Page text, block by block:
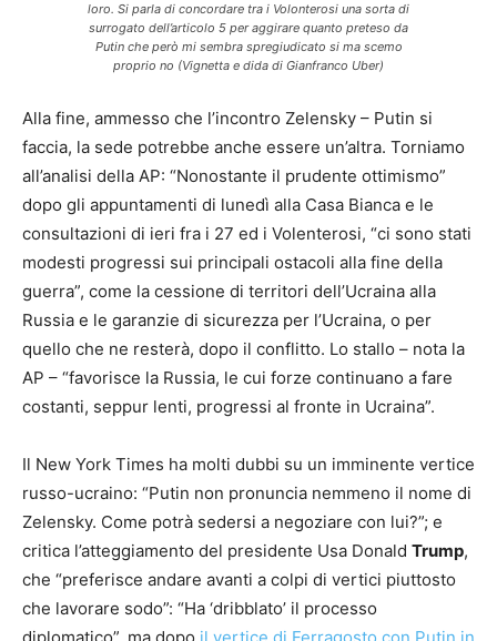
loro. Si parla di concordare tra i Volonterosi una sorta di
surrogato dell’articolo 5 per aggirare quanto preteso da
Putin che però mi sembra spregiudicato si ma scemo
proprio no (Vignetta e dida di Gianfranco Uber)
Alla fine, ammesso che l’incontro Zelensky – Putin si
faccia, la sede potrebbe anche essere un’altra. Torniamo
all’analisi della AP: “Nonostante il prudente ottimismo”
dopo gli appuntamenti di lunedì alla Casa Bianca e le
consultazioni di ieri fra i 27 ed i Volenterosi, “ci sono stati
modesti progressi sui principali ostacoli alla fine della
guerra”, come la cessione di territori dell’Ucraina alla
Russia e le garanzie di sicurezza per l’Ucraina, o per
quello che ne resterà, dopo il conflitto. Lo stallo – nota la
AP – “favorisce la Russia, le cui forze continuano a fare
costanti, seppur lenti, progressi al fronte in Ucraina”.
Il New York Times ha molti dubbi su un imminente vertice
russo-ucraino: “Putin non pronuncia nemmeno il nome di
Zelensky. Come potrà sedersi a negoziare con lui?”; e
critica l’atteggiamento del presidente Usa Donald Trump,
che “preferisce andare avanti a colpi di vertici piuttosto
che lavorare sodo”: “Ha ‘dribblato’ il processo